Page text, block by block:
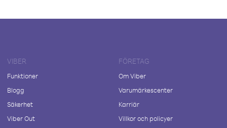
VIBER
Funktioner
Blogg
Säkerhet
Viber Out
FÖRETAG
Om Viber
Varumärkescenter
Karriär
Villkor och policyer